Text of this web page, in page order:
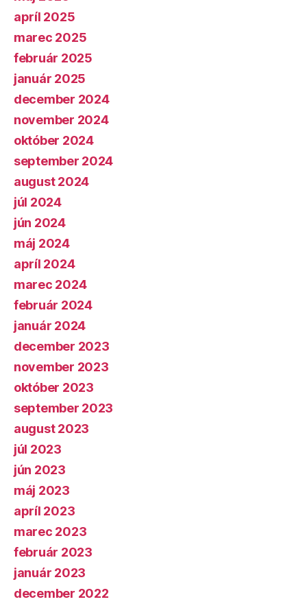
apríl 2025
marec 2025
február 2025
január 2025
december 2024
november 2024
október 2024
september 2024
august 2024
júl 2024
jún 2024
máj 2024
apríl 2024
marec 2024
február 2024
január 2024
december 2023
november 2023
október 2023
september 2023
august 2023
júl 2023
jún 2023
máj 2023
apríl 2023
marec 2023
február 2023
január 2023
december 2022